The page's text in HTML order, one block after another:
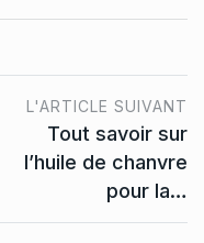
L'ARTICLE SUIVANT
Tout savoir sur
l’huile de chanvre
pour la…